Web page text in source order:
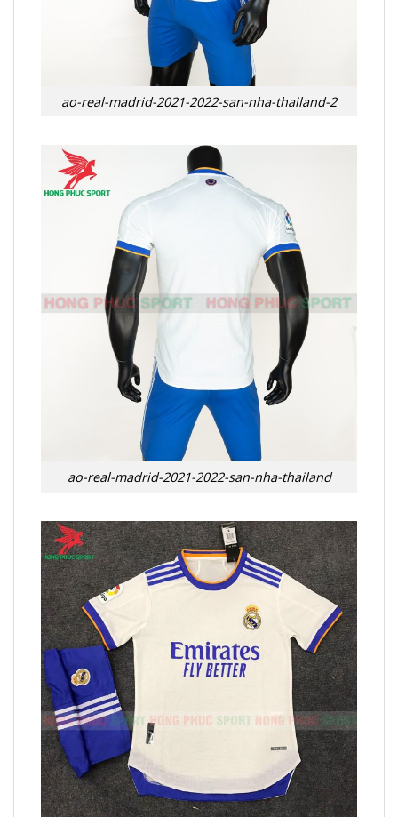
ao-real-madrid-2021-2022-san-nha-thailand-2
ao-real-madrid-2021-2022-san-nha-thailand